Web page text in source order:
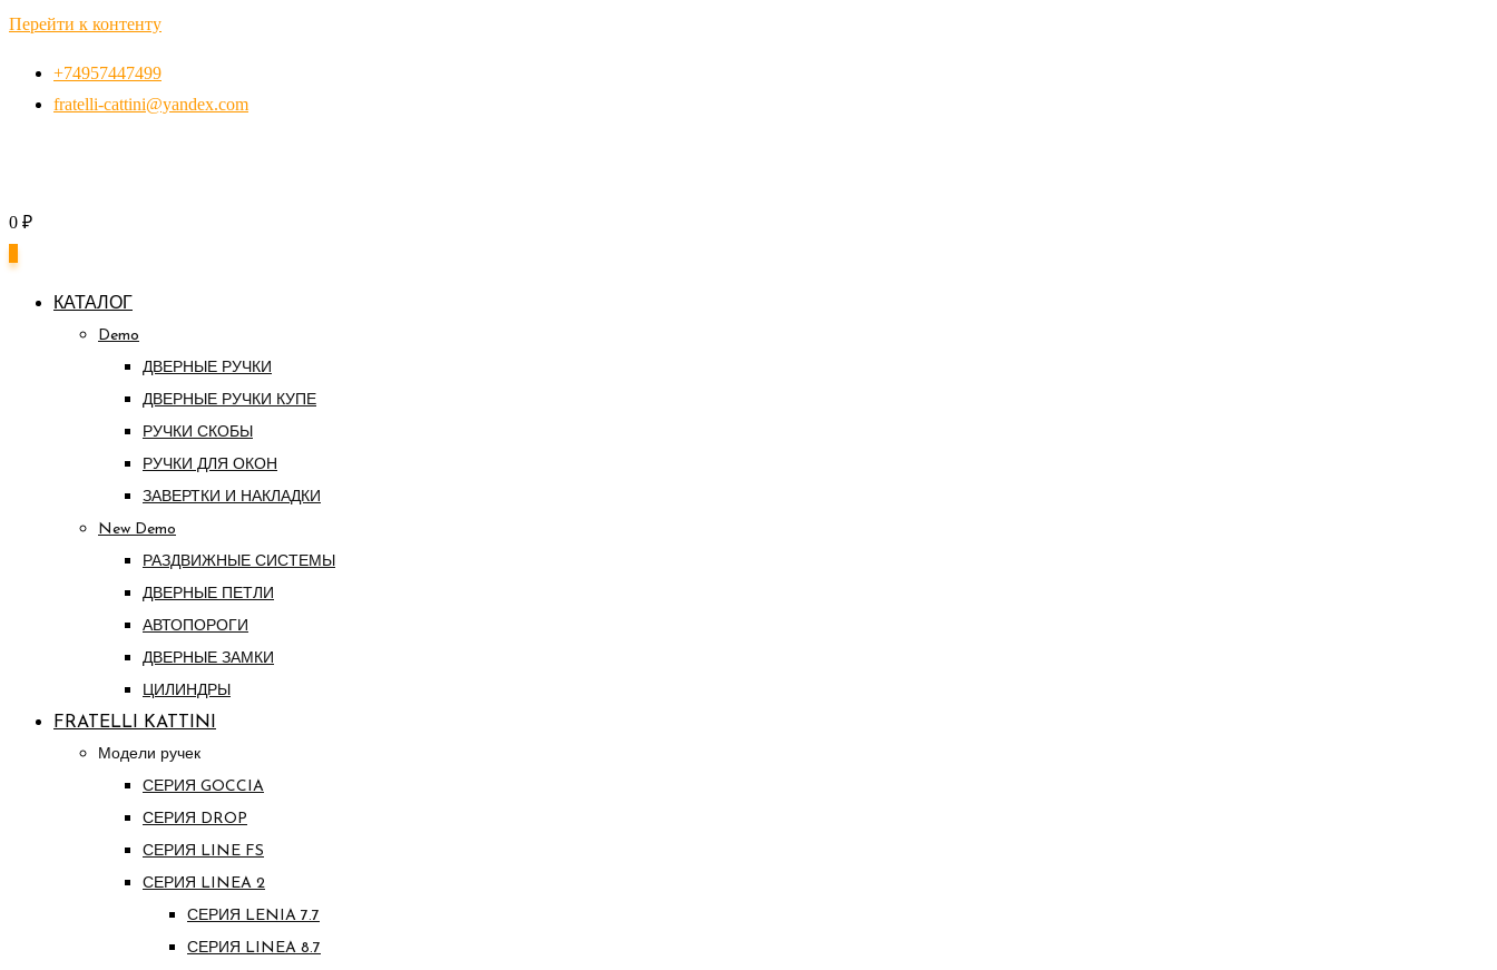
Перейти к контенту
+74957447499
fratelli-cattini@yandex.com
0 ₽
КАТАЛОГ
Demo
ДВЕРНЫЕ РУЧКИ
ДВЕРНЫЕ РУЧКИ КУПЕ
РУЧКИ СКОБЫ
РУЧКИ ДЛЯ ОКОН
ЗАВЕРТКИ И НАКЛАДКИ
New Demo
РАЗДВИЖНЫЕ СИСТЕМЫ
ДВЕРНЫЕ ПЕТЛИ
АВТОПОРОГИ
ДВЕРНЫЕ ЗАМКИ
ЦИЛИНДРЫ
FRATELLI KATTINI
Модели ручек
СЕРИЯ GOCCIA
СЕРИЯ DROP
СЕРИЯ LINE FS
СЕРИЯ LINEA 2
СЕРИЯ LENIA 7.7
СЕРИЯ LINEA 8.7